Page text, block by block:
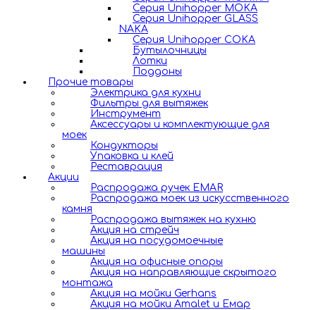
Серия Unihopper MOKA
Серия Unihopper GLASS
NAKA
Серия Unihopper COKA
Бутылочницы
Лотки
Поддоны
Прочие товары
Электрика для кухни
Фильтры для вытяжек
Инструмент
Аксессуары и комплектующие для
моек
Кондукторы
Упаковка и клей
Реставрация
Акции
Распродажа ручек EMAR
Распродажа моек из искусственного
камня
Распродажа вытяжек на кухню
Акция на стрейч
Акция на посудомоечные
машины
Акция на офисные опоры
Акция на направляющие скрытого
монтажа
Акция на мойки Gerhans
Акция на мойки Amalet и Емар